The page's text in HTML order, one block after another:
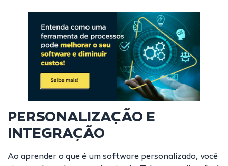
PERSONALIZAÇÃO E
INTEGRAÇÃO
Ao aprender o que é um software personalizado, você